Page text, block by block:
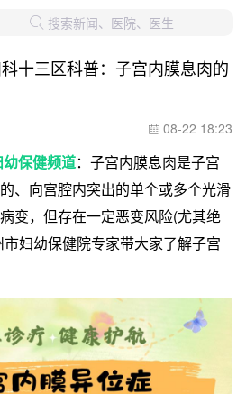
 搜索新闻、医院、医生
十三区科普：子宫内膜息肉的
 08-22 18:23
保健频道：子宫内膜息肉是子宫
、向宫腔内突出的单个或多个光滑
变，但存在一定恶变风险(尤其绝
妇幼保健院专家带大家了解子宫